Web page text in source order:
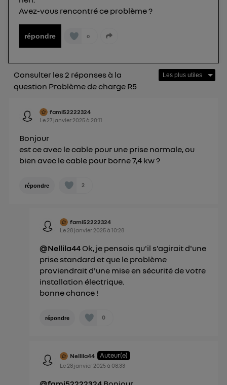
Avez-vous rencontré ce problème ?
répondre 0
Consulter les 2 réponses à la
question Problème de charge R5
fami52222324
Le 27 janvier 2025à 20:11
Bonjour
est ce avec le cable pour une prise normale, ou
bien avec le cable pour borne 7,4 kw ?
répondre 2
fami52222324
Le 28 janvier 2025à10:28
@Nellila44 Ok, je pensais qu'il s'agirait d'une
prise standard et que le problème
proviendrait d'une mise en sécurité de votre
installation électrique.
bonne chance !
répondre 0
Nellila44 Auteur(e)
Le 28 janvier 2025à 08:33
consentement surle portail d’Utiq("
Pour plus d'informations, veuillez consulter
Politique d'information sur les données